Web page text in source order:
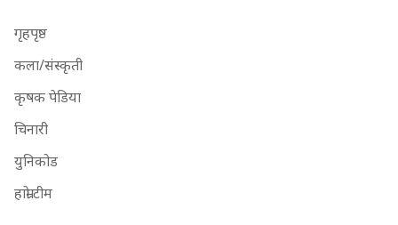
गृहपृष्ठ
कला/संस्कृती
कृषक पेडिया
चिनारी
युनिकोड
हाम्रो टीम